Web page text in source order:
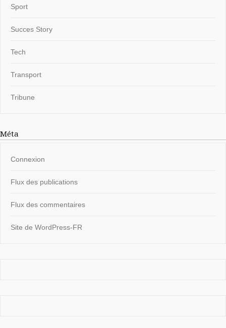
Sport
Succes Story
Tech
Transport
Tribune
Méta
Connexion
Flux des publications
Flux des commentaires
Site de WordPress-FR